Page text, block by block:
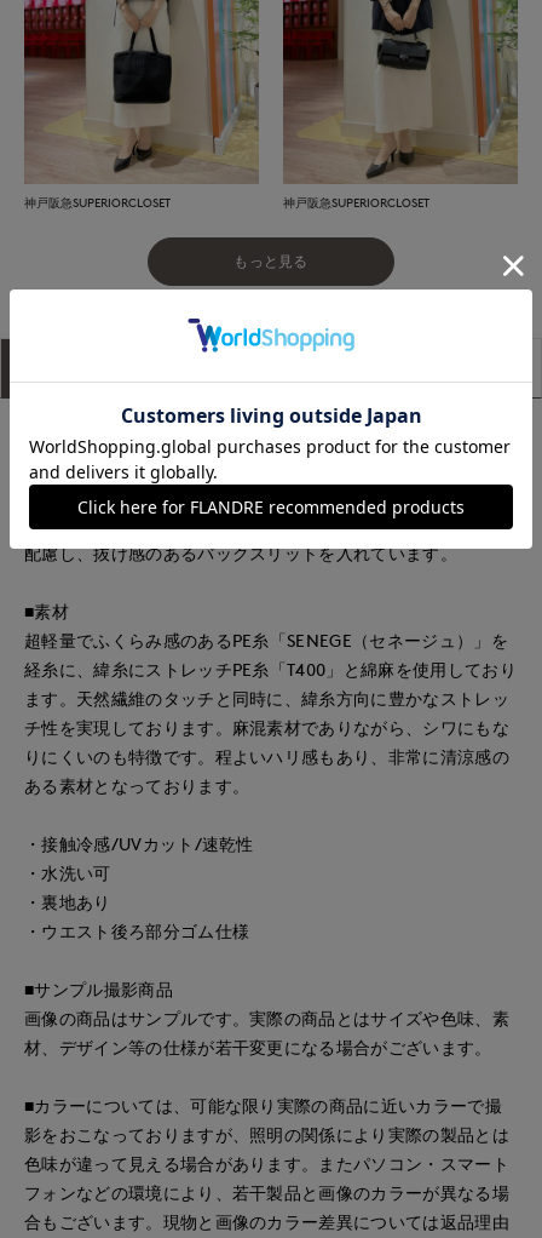
神戸阪急SUPERIORCLOSET 神戸阪急SUPERIORCLOSET
もっと見る
■デザイン
女性らしいIラインシルエットが叶うロングスカート。センター
ラインにフロントジップを入れる事により、縦のラインを強調
し、スタイルアップ効果抜群の一枚です。丈は長すぎないよう
配慮し、抜け感のあるバックスリットを入れています。
■素材
超軽量でふくらみ感のあるPE糸「SENEGE（セネージュ）」を
経糸に、緯糸にストレッチPE糸「T400」と綿麻を使用しており
ます。天然繊維のタッチと同時に、緯糸方向に豊かなストレッ
チ性を実現しております。麻混素材でありながら、シワにもな
りにくいのも特徴です。程よいハリ感もあり、非常に清涼感の
ある素材となっております。
・接触冷感/UVカット/速乾性
・水洗い可
・裏地あり
・ウエスト後ろ部分ゴム仕様
■サンプル撮影商品
画像の商品はサンプルです。実際の商品とはサイズや色味、素
材、デザイン等の仕様が若干変更になる場合がございます。
■カラーについては、可能な限り実際の商品に近いカラーで撮
影をおこなっておりますが、照明の関係により実際の製品とは
色味が違って見える場合があります。またパソコン・スマート
フォンなどの環境により、若干製品と画像のカラーが異なる場
合もございます。現物と画像のカラー差異については返品理由